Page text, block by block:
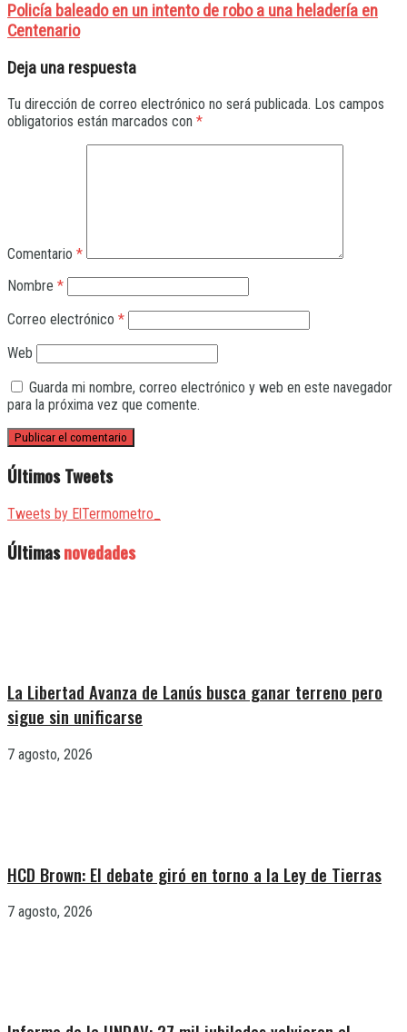
Policía baleado en un intento de robo a una heladería en
Centenario
Deja una respuesta
Tu dirección de correo electrónico no será publicada. Los campos
obligatorios están marcados con *
Comentario *
Nombre *
Correo electrónico *
Web
Guarda mi nombre, correo electrónico y web en este navegador
para la próxima vez que comente.
Últimos Tweets
Tweets by ElTermometro_
Últimasnovedades
La Libertad Avanza de Lanús busca ganar terreno pero
sigue sin unificarse
7 agosto, 2026
HCD Brown: El debate giró en torno a la Ley de Tierras
7 agosto, 2026